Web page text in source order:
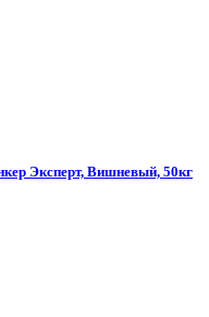
Эксперт, Вишневый, 50кг